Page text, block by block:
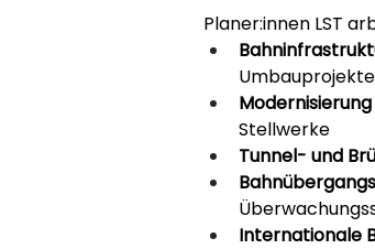
Planer:innen LST
Umbauprojekte
Stellwerke
Tunnel- und
Internationale